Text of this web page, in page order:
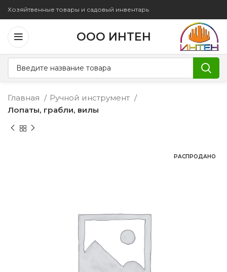
Хозяйтвенные товары и садовый инвентарь
ООО ИНТЕН
Главная
Ручной инструмент
Лопаты, грабли, вилы
РАСПРОДАНО